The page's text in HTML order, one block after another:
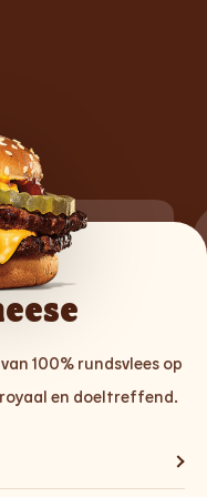
100% rundsvlees op
en doeltreffend.